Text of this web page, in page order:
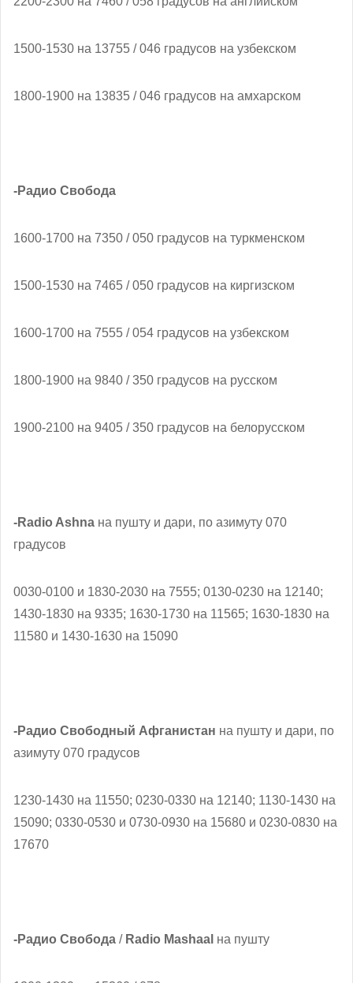
1500-1530 на 13755 / 046 градусов на узбекском
1800-1900 на 13835 / 046 градусов на амхарском
-Радио Свобода
1600-1700 на 7350 / 050 градусов на туркменском
1500-1530 на 7465 / 050 градусов на киргизском
1600-1700 на 7555 / 054 градусов на узбекском
1800-1900 на 9840 / 350 градусов на русском
1900-2100 на 9405 / 350 градусов на белорусском
-Radio Ashna на пушту и дари, по азимуту 070
градусов
0030-0100 и 1830-2030 на 7555; 0130-0230 на 12140;
1430-1830 на 9335; 1630-1730 на 11565; 1630-1830 на
11580 и 1430-1630 на 15090
-Радио Свободный Афганистан на пушту и дари, по
азимуту 070 градусов
1230-1430 на 11550; 0230-0330 на 12140; 1130-1430 на
15090; 0330-0530 и 0730-0930 на 15680 и 0230-0830 на
17670
-Радио Свобода / Radio Mashaal на пушту